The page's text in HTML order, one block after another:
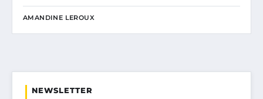
AMANDINE LEROUX
NEWSLETTER